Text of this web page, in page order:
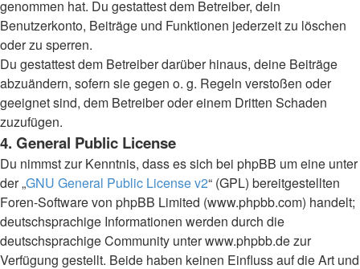
genommen hat. Du gestattest dem Betreiber, dein
Benutzerkonto, Beiträge und Funktionen jederzeit zu löschen
oder zu sperren.
Du gestattest dem Betreiber darüber hinaus, deine Beiträge
abzuändern, sofern sie gegen o. g. Regeln verstoßen oder
geeignet sind, dem Betreiber oder einem Dritten Schaden
zuzufügen.
4. General Public License
Du nimmst zur Kenntnis, dass es sich bei phpBB um eine unter
der „GNU General Public License v2“ (GPL) bereitgestellten
Foren-Software von phpBB Limited (www.phpbb.com) handelt;
deutschsprachige Informationen werden durch die
deutschsprachige Community unter www.phpbb.de zur
Verfügung gestellt. Beide haben keinen Einfluss auf die Art und